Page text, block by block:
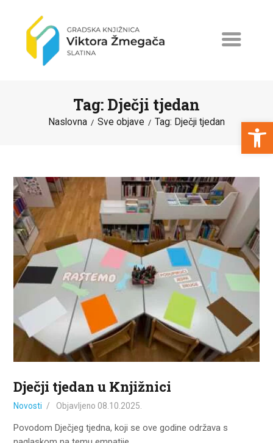
Open toolbar
Tag: Dječji tjedan
Naslovna Sve objave Tag: Dječji tjedan
NOVOSTI
ERASMUS+
PROGRAMI I PROJEKTI
KATALOG
O KNJIŽNICI
ZA KORISNIKE
ODJELI
DOKUMENTI
KONTAKT
Dječji tjedan u Knjižnici
Novosti Objavljeno 08.10.2025.
Povodom Dječjeg tjedna, koji se ove godine održava s